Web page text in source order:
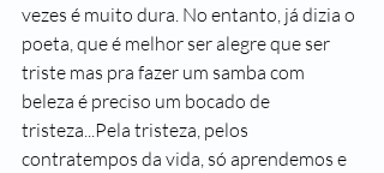
vezes é muito dura. No entanto, já dizia o
poeta, que é melhor ser alegre que ser
triste mas pra fazer um samba com
beleza é preciso um bocado de
tristeza...Pela tristeza, pelos
contratempos da vida, só aprendemos e